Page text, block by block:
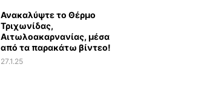
Ανακαλύψτε το Θέρμο
Τριχωνίδας,
Αιτωλοακαρνανίας, μέσα
από τα παρακάτω βίντεο!
27.1.25